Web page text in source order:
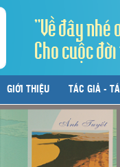
"Về đây nhé
Cho cuộc
GIỚI THIỆU TÁC GIẢ -